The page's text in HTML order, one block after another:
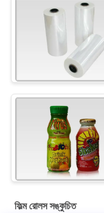
ফিল্ম রোলস সঙ্কুচিত